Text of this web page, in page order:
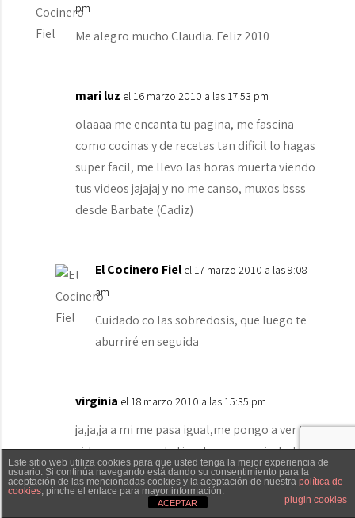
pm
Me alegro mucho Claudia. Feliz 2010
mari luz el 16 marzo 2010 a las 17:53 pm
olaaaa me encanta tu pagina, me fascina
como cocinas y de recetas tan dificil lo hagas
super facil, me llevo las horas muerta viendo
tus videos jajajaj y no me canso, muxos bsss
desde Barbate (Cadiz)
El Cocinero Fiel el 17 marzo 2010 a las 9:08
am
Cuidado co las sobredosis, que luego te
aburriré en seguida
virginia el 18 marzo 2010 a las 15:35 pm
ja,ja,ja a mi me pasa igual,me pongo a ver tus
videos y me puedo tirar horas,por cierto la
receta del brownie deliciosa,mi marido se la
comio practicamente en un dia y ahora se
Txaber Allué Redes sociales Contacto
Este sitio web utiliza cookies para que usted tenga la mejor experiencia de
usuario. Si continúa navegando está dando su consentimiento para la
aceptación de las mencionadas cookies y la aceptación de nuestra política de
cookies, pinche el enlace para mayor información.
plugin cookies
ACEPTAR